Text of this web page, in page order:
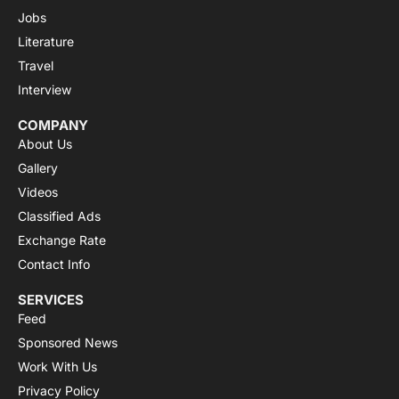
Jobs
Literature
Travel
Interview
COMPANY
About Us
Gallery
Videos
Classified Ads
Exchange Rate
Contact Info
SERVICES
Feed
Sponsored News
Work With Us
Privacy Policy